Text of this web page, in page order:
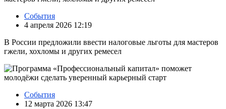
События
4 апреля 2026 12:19
В России предложили ввести налоговые льготы для мастеров
гжели, хохломы и других ремесел
События
12 марта 2026 13:47